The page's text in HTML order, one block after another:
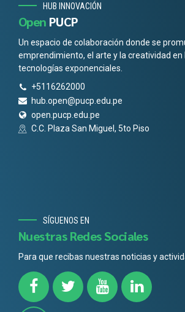
HUB INNOVACIÓN
Open PUCP
Un espacio de colaboración donde se
emprendimiento, el arte y la creatividad en
tecnologías exponenciales.
+5116262000
hub.open@pucp.edu.pe
open.pucp.edu.pe
C.C. Plaza San Miguel, 5to Piso
SÍGUENOS EN
Nuestras Redes Sociales
Para que recibas nuestras noticias y